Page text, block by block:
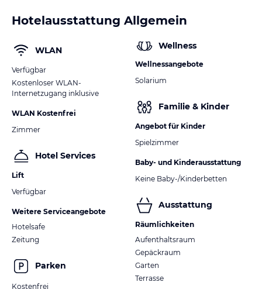
Hotelausstattung Allgemein
WLAN
Verfügbar
Kostenloser WLAN-
Internetzugang inklusive
WLAN Kostenfrei
Zimmer
Hotel Services
Lift
Verfügbar
Weitere Serviceangebote
Hotelsafe
Zeitung
Parken
Kostenfrei
Wellness
Wellnessangebote
Solarium
Familie & Kinder
Angebot für Kinder
Spielzimmer
Baby- und Kinderausstattung
Keine Baby-/Kinderbetten
Ausstattung
Räumlichkeiten
Aufenthaltsraum
Gepäckraum
Garten
Terrasse